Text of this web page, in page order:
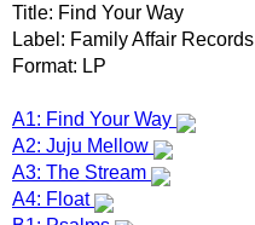
Title: Find Your Way
Label: Family Affair Records
Format: LP
A1: Find Your Way
A2: Juju Mellow
A3: The Stream
A4: Float